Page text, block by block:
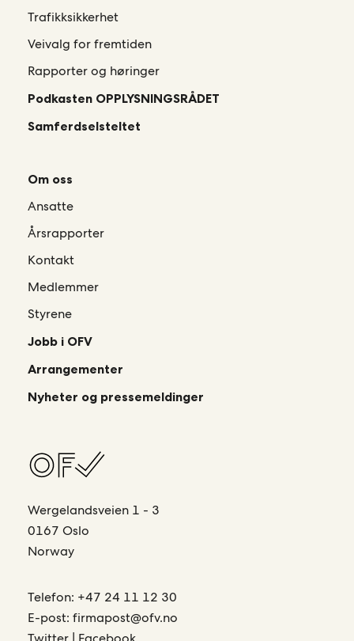
Trafikksikkerhet
Veivalg for fremtiden
Rapporter og høringer
Podkasten OPPLYSNINGSRÅDET
Samferdselsteltet
Om oss
Ansatte
Årsrapporter
Kontakt
Medlemmer
Styrene
Jobb i OFV
Arrangementer
Nyheter og pressemeldinger
Wergelandsveien 1 - 3
0167 Oslo
Norway
Telefon: +47 24 11 12 30
E-post:firmapost@ofv.no